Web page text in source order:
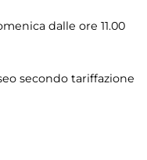
dalle ore 11.00
secondo tariffazione